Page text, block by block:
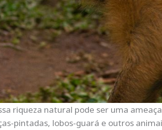
riqueza natural pode ser uma
pintadas, lobos-guará e outros